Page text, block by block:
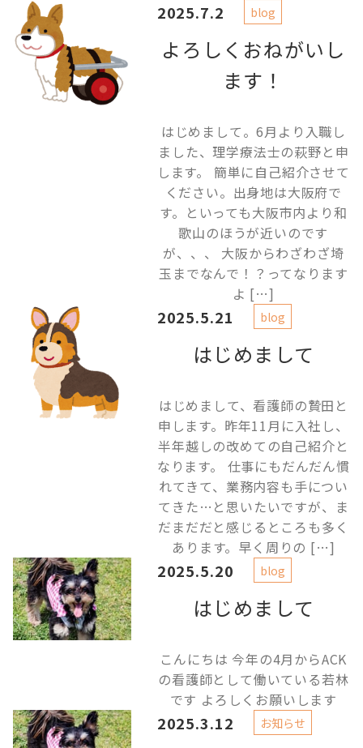
よろしくおねがいし
ます！
2025.7.2 blog
はじめまして。6月より入職し
ました、理学療法士の萩野と申
します。 簡単に自己紹介させて
ください。出身地は大阪府で
す。といっても大阪市内より和
歌山のほうが近いのです
が、、、 大阪からわざわざ埼
玉までなんで！？ってなります
よ […]
はじめまして
2025.5.21 blog
はじめまして、看護師の贄田と
申します。昨年11月に入社し、
半年越しの改めての自己紹介と
なります。 仕事にもだんだん慣
れてきて、業務内容も手につい
てきた…と思いたいですが、ま
だまだだと感じるところも多く
あります。早く周りの […]
はじめまして
2025.5.20 blog
こんにちは 今年の4月からACK
の看護師として働いている若林
です よろしくお願いします
2025.3.12 お知らせ